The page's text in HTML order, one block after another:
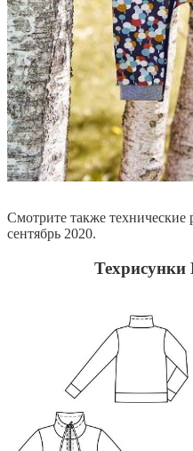
Смотрите также
сентябрь 2020.